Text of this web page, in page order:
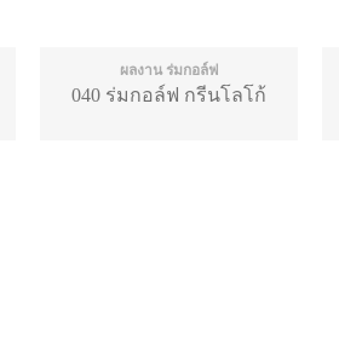
ผลงาน ร่มกอล์ฟ
040 ร่มกอล์ฟ กรีนโลโก้